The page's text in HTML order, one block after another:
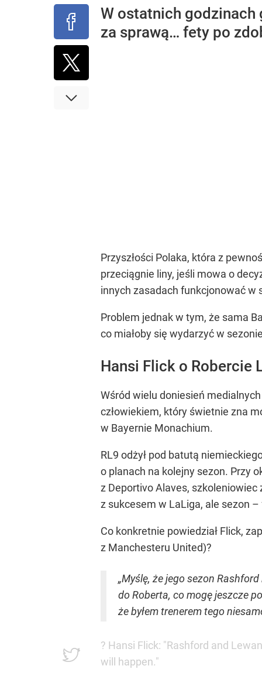
W ostatnich godzinach
za sprawą… fety po
Przyszłości Polaka, która z
przeciągnie liny, jeśli mowa o
innych zasadach funkcjonować w
Problem jednak w tym, że sama
co miałoby się wydarzyć w
Hansi Flick o Robercie
Wśród wielu doniesień
człowiekiem, który świetnie zna
w Bayernie Monachium.
RL9 odżył pod batutą
o planach na kolejny sezon. Przy
z Deportivo Alaves, szkoleniowiec
z sukcesem w LaLiga, ale sezon
Co konkretnie powiedział Flick,
z Manchesteru United)?
„Myślę, że jego sezon
do Roberta, co mogę jeszcze
że byłem trenerem tego
? Hansi Flick: "Rashford and
will happen."